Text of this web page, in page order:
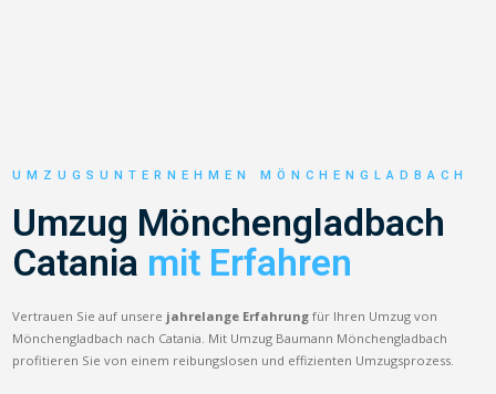
UMZUGSUNTERNEHMEN MÖNCHENGLADBACH
Umzug Mönchengladbach
Catania mit Erfahren
Vertrauen Sie auf unsere jahrelange Erfahrung für Ihren Umzug von
Mönchengladbach nach Catania. Mit Umzug Baumann Mönchengladbach
profitieren Sie von einem reibungslosen und effizienten Umzugsprozess.